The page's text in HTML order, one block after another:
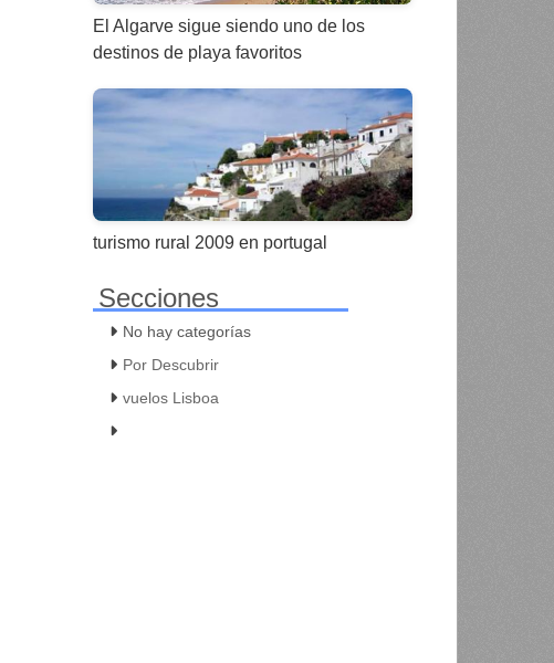
El Algarve sigue siendo uno de los
destinos de playa favoritos
turismo rural 2009 en portugal
Secciones
No hay categorías
Por Descubrir
vuelos Lisboa